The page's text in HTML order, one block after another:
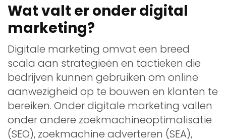
Wat valt er onder digital
marketing?
Digitale marketing omvat een breed
scala aan strategieën en tactieken die
bedrijven kunnen gebruiken om online
aanwezigheid op te bouwen en klanten te
bereiken. Onder digitale marketing vallen
onder andere zoekmachineoptimalisatie
(SEO), zoekmachine adverteren (SEA),